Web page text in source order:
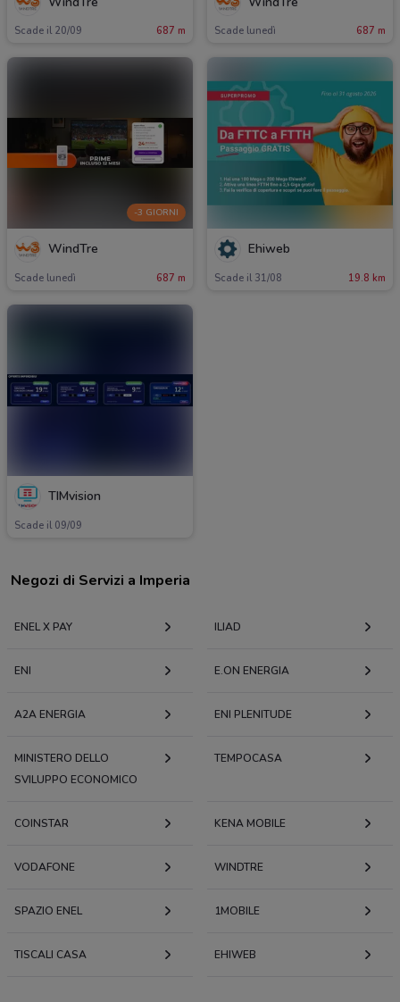
Scade il 20/09 687 m Scade lunedì 687 m
-3 GIORNI
WindTre
Scade lunedì 687 m
Ehiweb
Scade il 31/08 19.8 km
TIMvision
Scade il 09/09
Negozi di Servizi a Imperia
ENEL X PAY ILIAD
ENI E.ON ENERGIA
A2A ENERGIA ENI PLENITUDE
MINISTERO DELLO
SVILUPPO ECONOMICO
TEMPOCASA
COINSTAR KENA MOBILE
VODAFONE WINDTRE
SPAZIO ENEL 1MOBILE
TISCALI CASA EHIWEB